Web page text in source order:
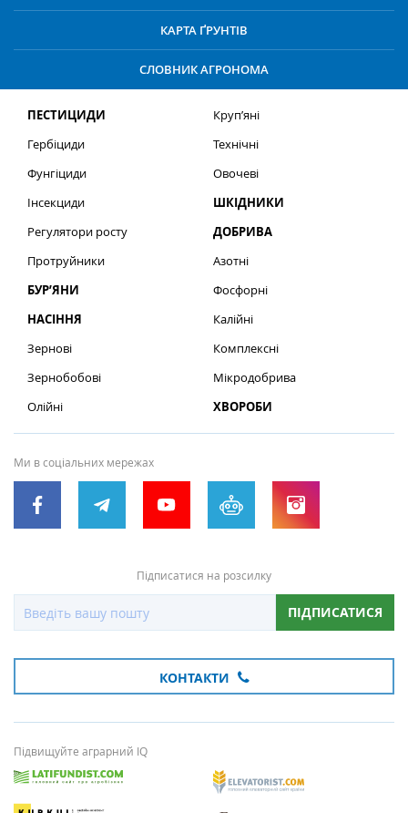
КАРТА ҐРУНТІВ
СЛОВНИК АГРОНОМА
ПЕСТИЦИДИ
Гербіциди
Фунгіциди
Інсекциди
Регулятори росту
Протруйники
БУР’ЯНИ
НАСІННЯ
Зернові
Зернобобові
Олійні
Круп’яні
Технічні
Овочеві
ШКІДНИКИ
ДОБРИВА
Азотні
Фосфорні
Калійні
Комплексні
Мікродобрива
ХВОРОБИ
Ми в соціальних мережах
Підписатися на розсилку
ПІДПИСАТИСЯ
КОНТАКТИ
Підвищуйте аграрний IQ